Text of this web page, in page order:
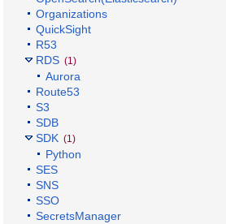
Organizations
QuickSight
R53
RDS (1)
Aurora
Route53
S3
SDB
SDK (1)
Python
SES
SNS
SSO
SecretsManager